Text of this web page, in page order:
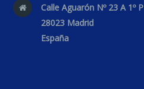
Calle Aguarón Nº 23 A 1º P
28023 Madrid
España